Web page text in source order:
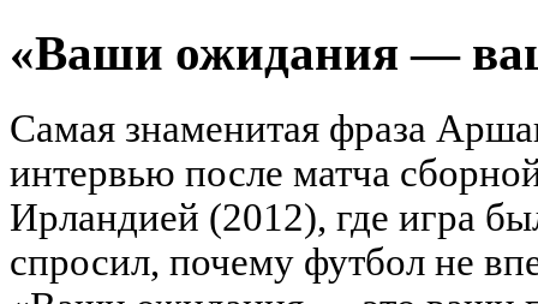
«Ваши ожидания —
Самая знаменитая фраза
интервью после матча
Ирландией (2012), где игра
спросил, почему футбол не